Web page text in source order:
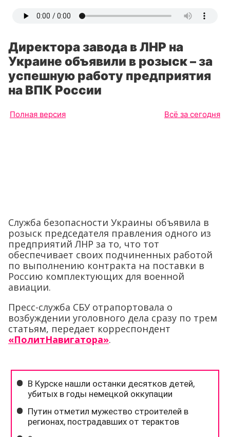
Директора завода в ЛНР на
Украине объявили в розыск – за
успешную работу предприятия
на ВПК России
Полная версия Всё за сегодня
Служба безопасности Украины объявила в
розыск председателя правления одного из
предприятий ЛНР за то, что тот
обеспечивает своих подчиненных работой
по выполнению контракта на поставки в
Россию комплектующих для военной
авиации.
Пресс-служба СБУ отрапортовала о
возбуждении уголовного дела сразу по трем
статьям, передает корреспондент
«ПолитНавигатора».